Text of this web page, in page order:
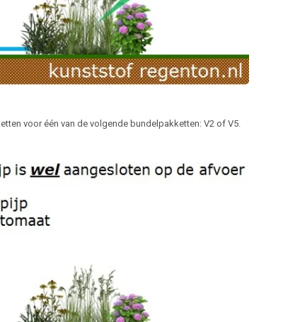
voor één van de volgende bundelpakketten: V2 of V5.